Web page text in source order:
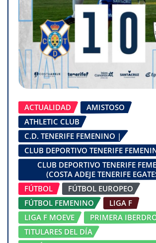
ACTUALIDAD
AMISTOSO
ATHLETIC CLUB
C.D. TENERIFE FEMENINO |
CLUB DEPORTIVO TENERIFE
CLUB DEPORTIVO TENERIFE
(COSTA ADEJE TENERIFE
FÚTBOL
FÚTBOL EUROPEO
FÚTBOL FEMENINO
LIGA F
LIGA F MOEVE
PRIMERA
TITULARES DEL DÍA